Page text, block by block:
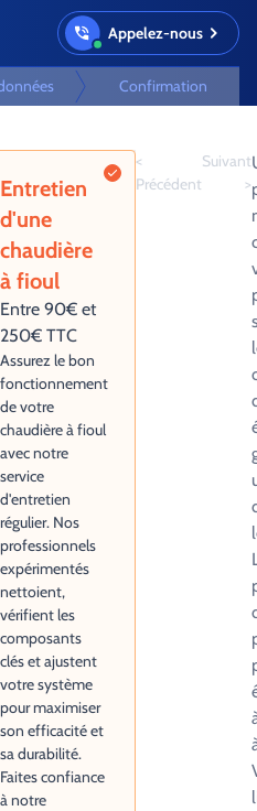
Confirmation
Appelez-nous
Entretien
d'une
chaudière
à fioul
Entre 90€ et
250€ TTC
Assurez le bon
fonctionnement
de votre
chaudière à fioul
avec notre
service
d'entretien
régulier. Nos
professionnels
expérimentés
nettoient,
vérifient les
composants
clés et ajustent
votre système
pour maximiser
son efficacité et
sa durabilité.
Faites confiance
à notre
<
Précédent
Suivant
>